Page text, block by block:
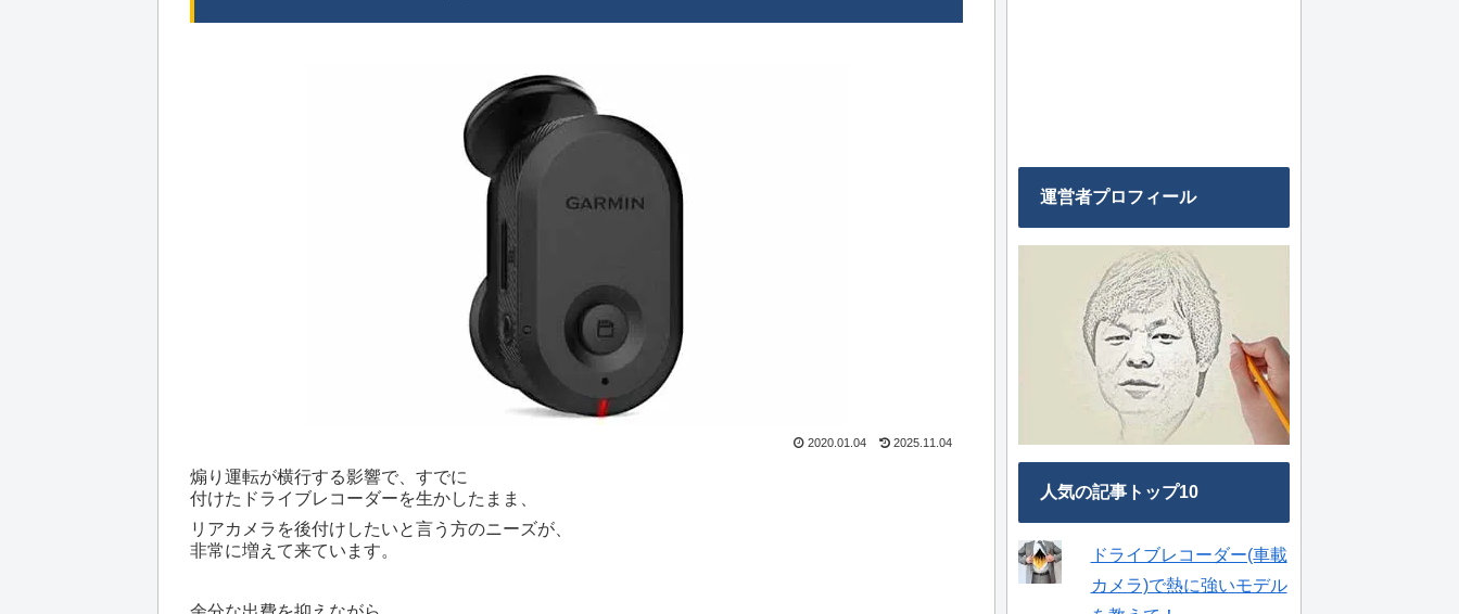
2020.01.04 2025.11.04
煽り運転が横行する影響で、すでに
付けたドライブレコーダーを生かしたまま、
リアカメラを後付けしたいと言う方のニーズが、
非常に増えて来ています。
運営者プロフィール
人気の記事トップ10
ドライブレコーダー(車載
カメラ)で熱に強いモデル